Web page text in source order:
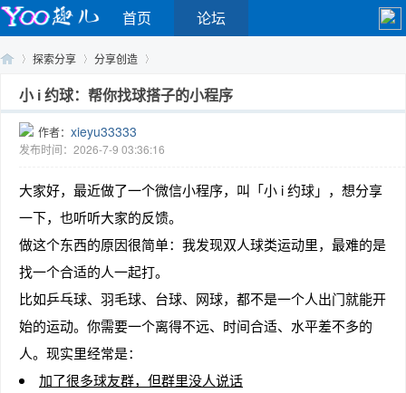
首页 论坛
探索分享
›
分享创造
小 i 约球：帮你找球搭子的小程序
作者： xieyu33333
发布时间：2026-7-9 03:36:16
大家好，最近做了一个微信小程序，叫「小 i 约球」，想分享
一下，也听听大家的反馈。
做这个东西的原因很简单：我发现双人球类运动里，最难的是
找一个合适的人一起打。
比如乒乓球、羽毛球、台球、网球，都不是一个人出门就能开
始的运动。你需要一个离得不远、时间合适、水平差不多的
人。现实里经常是：
加了很多球友群，但群里没人说话